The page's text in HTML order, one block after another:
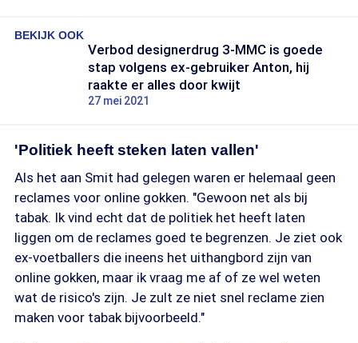
BEKIJK OOK
Verbod designerdrug 3-MMC is goede
stap volgens ex-gebruiker Anton, hij
raakte er alles door kwijt
27 mei 2021
'Politiek heeft steken laten vallen'
Als het aan Smit had gelegen waren er helemaal geen
reclames voor online gokken. "Gewoon net als bij
tabak. Ik vind echt dat de politiek het heeft laten
liggen om de reclames goed te begrenzen. Je ziet ook
ex-voetballers die ineens het uithangbord zijn van
online gokken, maar ik vraag me af of ze wel weten
wat de risico's zijn. Je zult ze niet snel reclame zien
maken voor tabak bijvoorbeeld."